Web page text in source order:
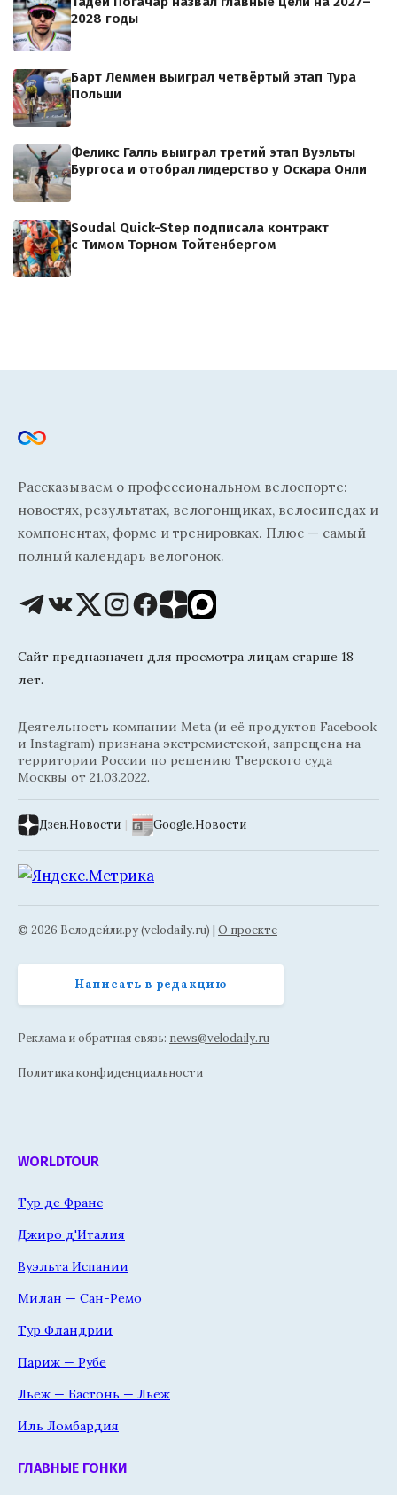
2028 годы
Барт Леммен выиграл четвёртый этап Тура
Польши
Феликс Галль выиграл третий этап Вуэльты
Бургоса и отобрал лидерство у Оскара Онли
Soudal Quick-Step подписала контракт
с Тимом Торном Тойтенбергом
Рассказываем о профессиональном велоспорте:
новостях, результатах, велогонщиках, велосипедах и
компонентах, форме и тренировках. Плюс — самый
полный календарь велогонок.
Сайт предназначен для просмотра лицам старше 18
лет.
Деятельность компании Meta (и её продуктов Facebook
и Instagram) признана экстремистской, запрещена на
территории России по решению Тверского суда
Москвы от 21.03.2022.
Дзен.Новости | Google.Новости
© 2026 Велодейли.ру (velodaily.ru) | О проекте
Написать в редакцию
Реклама и обратная связь: news@velodaily.ru
Политика конфиденциальности
WORLDTOUR
Тур де Франс
Джиро д'Италия
Вуэльта Испании
Милан — Сан-Ремо
Тур Фландрии
Париж — Рубе
Льеж — Бастонь — Льеж
Иль Ломбардия
ГЛАВНЫЕ ГОНКИ